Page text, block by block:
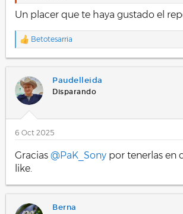
Un placer que te haya gustado el
R
c
i
o
e
:
Betotesarria
Paudelleida
Disparando
6 Oct 2025
Gracias @PaK_Sony por tenerlas en
like.
Berna